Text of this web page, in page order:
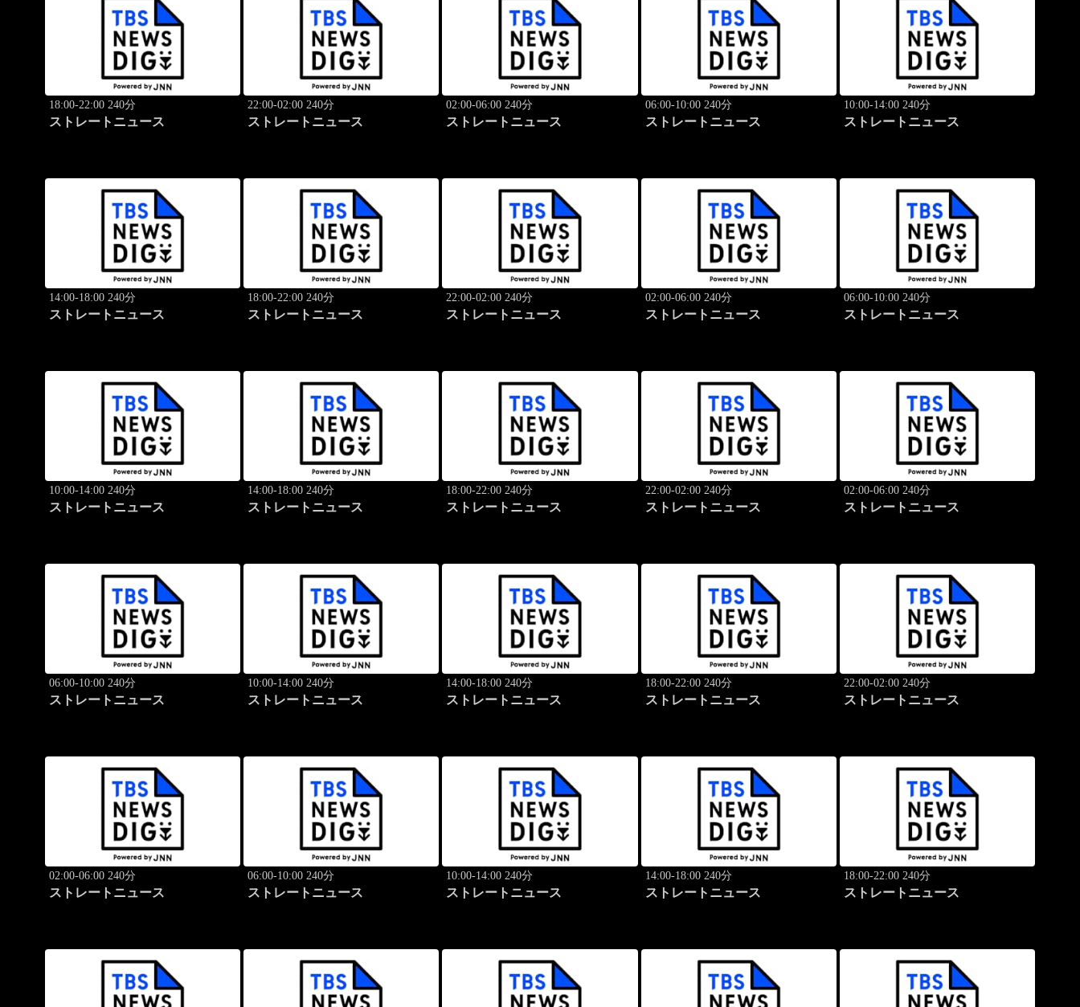
18:00-22:00 240分
ストレートニュース
22:00-02:00 240分
ストレートニュース
02:00-06:00 240分
ストレートニュース
06:00-10:00 240分
ストレートニュース
10:00-14:00 240分
ストレートニュース
14:00-18:00 240分
ストレートニュース
18:00-22:00 240分
ストレートニュース
22:00-02:00 240分
ストレートニュース
02:00-06:00 240分
ストレートニュース
06:00-10:00 240分
ストレートニュース
10:00-14:00 240分
ストレートニュース
14:00-18:00 240分
ストレートニュース
18:00-22:00 240分
ストレートニュース
22:00-02:00 240分
ストレートニュース
02:00-06:00 240分
ストレートニュース
06:00-10:00 240分
ストレートニュース
10:00-14:00 240分
ストレートニュース
14:00-18:00 240分
ストレートニュース
18:00-22:00 240分
ストレートニュース
22:00-02:00 240分
ストレートニュース
02:00-06:00 240分
ストレートニュース
06:00-10:00 240分
ストレートニュース
10:00-14:00 240分
ストレートニュース
14:00-18:00 240分
ストレートニュース
18:00-22:00 240分
ストレートニュース